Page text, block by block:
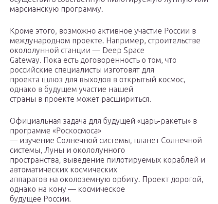
марсианскую программу.
Кроме этого, возможно активное участие России в
международном проекте. Например, строительстве
окололунной станции — Deep Space
Gateway. Пока есть договоренность о том, что
российские специалисты изготовят для
проекта шлюз для выходов в открытый космос,
однако в будущем участие нашей
страны в проекте может расшириться.
Официальная задача для будущей «царь-ракеты» в
программе «Роскосмоса»
— изучение Солнечной системы, планет Солнечной
системы, Луны и окололунного
пространства, выведение пилотируемых кораблей и
автоматических космических
аппаратов на околоземную орбиту. Проект дорогой,
однако на кону — космическое
будущее России.